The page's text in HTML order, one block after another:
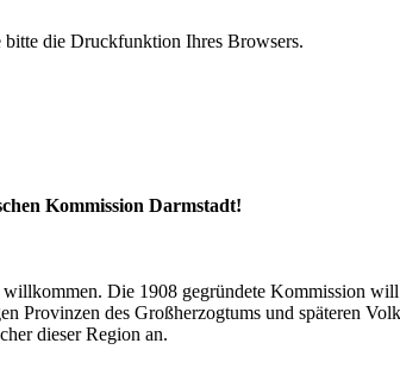
die Druckfunktion Ihres Browsers.
Kommission Darmstadt!
Die 1908 gegründete Kommission
des Großherzogtums und späteren
dieser Region an.